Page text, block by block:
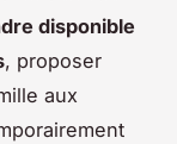
disponible
, proposer
aux